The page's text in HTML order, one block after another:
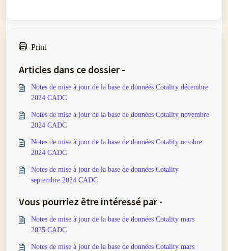
Print
Articles dans ce dossier -
Notes de mise à jour de la base de données Cotality décembre
2024 CADC
Notes de mise à jour de la base de données Cotality novembre
2024 CADC
Notes de mise à jour de la base de données Cotality octobre
2024 CADC
Notes de mise à jour de la base de données Cotality
septembre 2024 CADC
Vous pourriez être intéressé par -
Notes de mise à jour de la base de données Cotality mars
2025 CADC
Notes de mise à jour de la base de données Cotality mars